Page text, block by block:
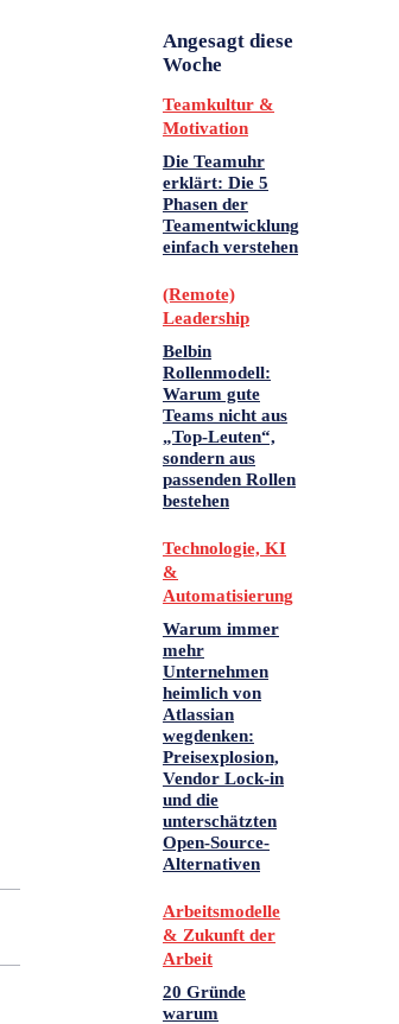
Angesagt diese
Woche
Teamkultur &
Motivation
Die Teamuhr
erklärt: Die 5
Phasen der
Teamentwicklung
einfach verstehen
(Remote)
Leadership
Belbin
Rollenmodell:
Warum gute
Teams nicht aus
„Top-Leuten“,
sondern aus
passenden Rollen
bestehen
Technologie, KI
&
Automatisierung
Warum immer
mehr
Unternehmen
heimlich von
Atlassian
wegdenken:
Preisexplosion,
Vendor Lock-in
und die
unterschätzten
Open-Source-
Alternativen
Arbeitsmodelle
& Zukunft der
Arbeit
20 Gründe
warum